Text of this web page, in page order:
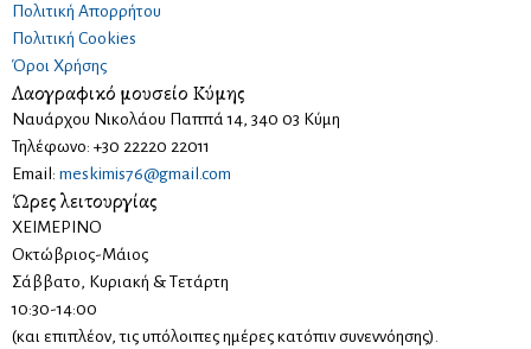
Πολιτική Απορρήτου
Πολιτική Cookies
Όροι Χρήσης
Λαογραφικό μουσείο Κύμης
Ναυάρχου Νικολάου Παππά 14, 340 03 Κύμη
Τηλέφωνο: +30 22220 22011
Email: meskimis76@gmail.com
Ώρες λειτουργίας
ΧΕΙΜΕΡΙΝΟ
Οκτώβριος-Μάιος
Σάββατο, Κυριακή & Τετάρτη
10:30-14:00
(και επιπλέον, τις υπόλοιπες ημέρες κατόπιν συνεννόησης).